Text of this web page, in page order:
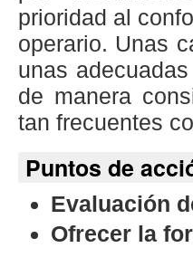
prioridad al
operario. Unas
unas
de manera
tan frecuentes
Puntos de
Evaluación
Ofrecer la